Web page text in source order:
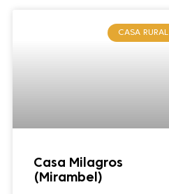
CASA RURAL
Casa Milagros
(Mirambel)